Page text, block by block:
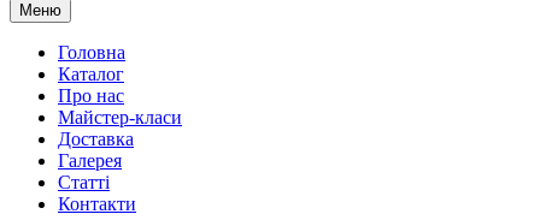
Меню
Головна
Каталог
Про нас
Майстер-класи
Доставка
Галерея
Статтi
Контакти